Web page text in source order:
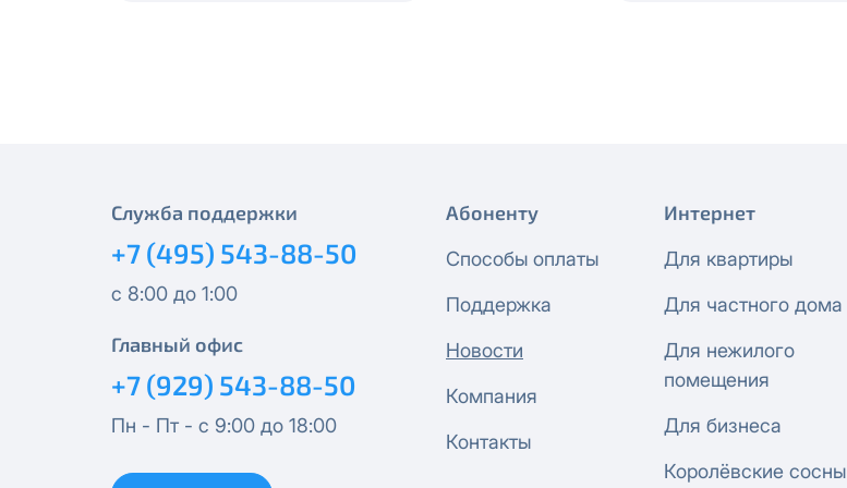
Служба поддержки
+7 (495) 543-88-50
с 8:00 до 1:00
Главный офис
+7 (929) 543-88-50
Пн - Пт - с 9:00 до 18:00
Абоненту
Способы оплаты
Поддержка
Новости
Компания
Контакты
Интернет
Для квартиры
Для частного дома
Для нежилого
помещения
Для бизнеса
Королёвские сосны
Спутник 200
МойДом500